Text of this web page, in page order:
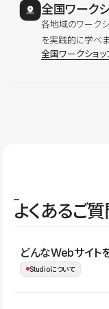
全国ワーク
各地域のワーク
を実践的に学べま
全国ワークショッ
よくあるご質
どんなWebサイト
Studioについて